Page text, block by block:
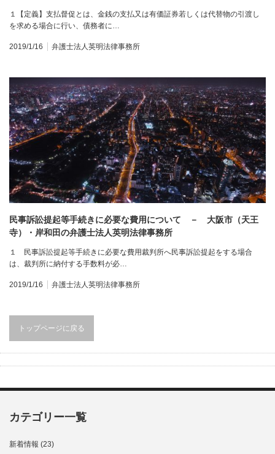
１【定義】支払督促とは、金銭の支払又は有価証券若しくは代替物の引渡し
を求める場合に行い、債務者に…
2019/1/16 弁護士法人英明法律事務所
民事訴訟提起等手続きに必要な費用について － 大阪市（天王
寺）・岸和田の弁護士法人英明法律事務所
１ 民事訴訟提起等手続きに必要な費用裁判所へ民事訴訟提起をする場合
は、裁判所に納付する手数料が必…
2019/1/16 弁護士法人英明法律事務所
トップページに戻る
カテゴリー一覧
新着情報 (23)